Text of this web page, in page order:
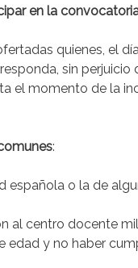
en la
quienes, el
sin
el momento de la
:
española o la de
al centro docente
edad y no haber